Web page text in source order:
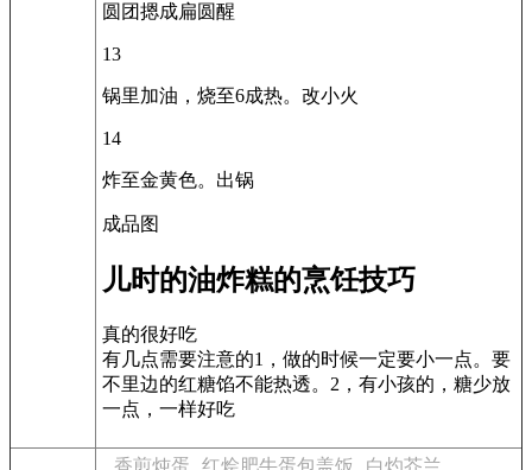
圆团摁成扁圆醒
13
锅里加油，烧至6成热。改小火
14
炸至金黄色。出锅
成品图
儿时的油炸糕的烹饪技巧
真的很好吃
有几点需要注意的1，做的时候一定要小一点。要
不里边的红糖馅不能热透。2，有小孩的，糖少放
一点，一样好吃
香煎炖蛋 红烩肥牛蛋包盖饭 白灼芥兰